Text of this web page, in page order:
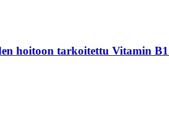
hoitoon tarkoitettu Vitamin